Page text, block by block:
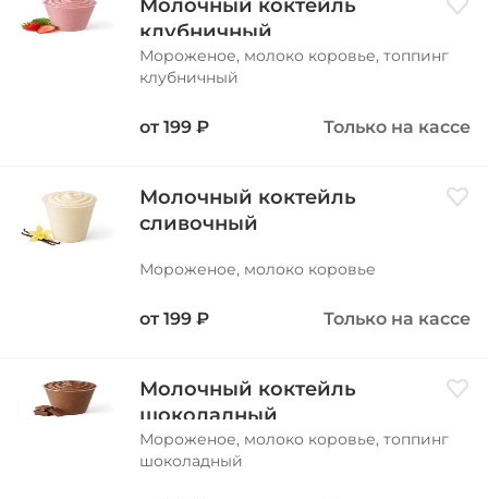
Молочный коктейль
клубничный
Мороженое, молоко коровье, топпинг
клубничный
от 199 ₽ Только на кассе
Молочный коктейль
сливочный
Мороженое, молоко коровье
от 199 ₽ Только на кассе
Молочный коктейль
шоколадный
Мороженое, молоко коровье, топпинг
шоколадный